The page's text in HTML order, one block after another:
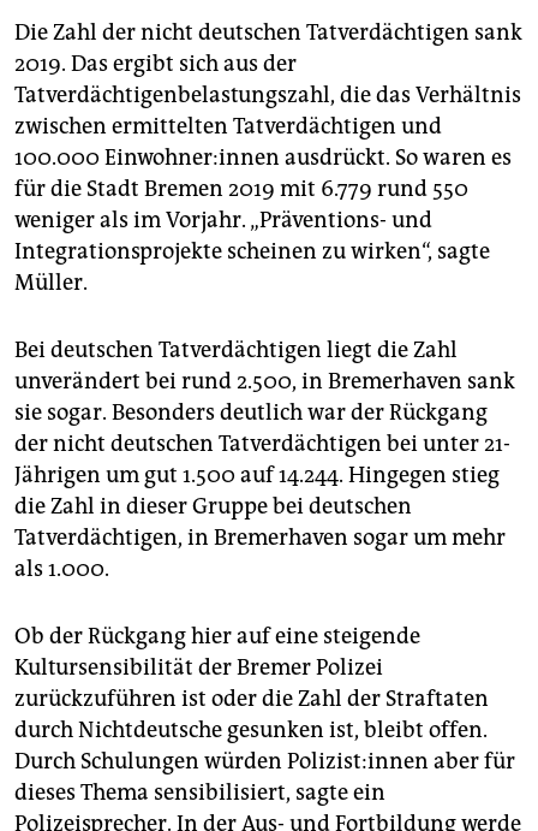
Die Zahl der nicht deutschen Tatverdächtigen sank
2019. Das ergibt sich aus der
Tatverdächtigenbelastungszahl, die das Verhältnis
zwischen ermittelten Tatverdächtigen und
100.000 Einwohner:innen ausdrückt. So waren es
für die Stadt Bremen 2019 mit 6.779 rund 550
weniger als im Vorjahr. „Präventions- und
Integrationsprojekte scheinen zu wirken“, sagte
Müller.
Bei deutschen Tatverdächtigen liegt die Zahl
unverändert bei rund 2.500, in Bremerhaven sank
sie sogar. Besonders deutlich war der Rückgang
der nicht deutschen Tatverdächtigen bei unter 21-
Jährigen um gut 1.500 auf 14.244. Hingegen stieg
die Zahl in dieser Gruppe bei deutschen
Tatverdächtigen, in Bremerhaven sogar um mehr
als 1.000.
Ob der Rückgang hier auf eine steigende
Kultursensibilität der Bremer Polizei
zurückzuführen ist oder die Zahl der Straftaten
durch Nichtdeutsche gesunken ist, bleibt offen.
Durch Schulungen würden Polizist:innen aber für
dieses Thema sensibilisiert, sagte ein
Polizeisprecher. In der Aus- und Fortbildung werde